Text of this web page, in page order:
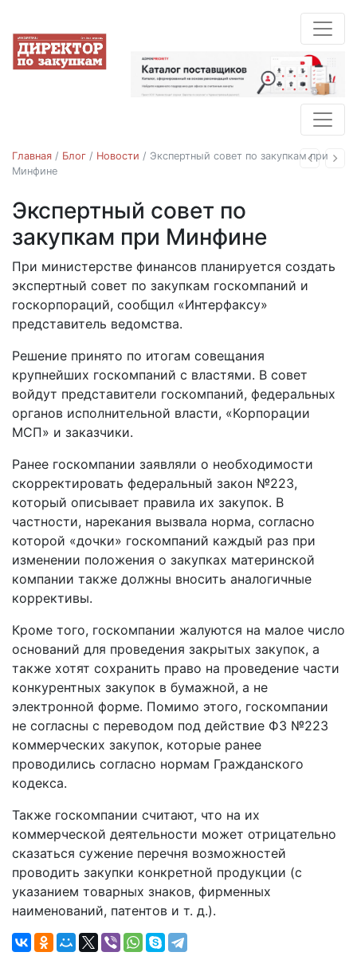
Назад
Главная / Блог / Новости / Экспертный совет по закупкам при
Минфине
Новости
Экспертный совет по
закупкам при Минфине
29.03.2018
При министерстве финансов планируется создать
экспертный совет по закупкам госкомпаний и
госкорпораций, сообщил «Интерфаксу»
представитель ведомства.
Решение принято по итогам совещания
крупнейших госкомпаний с властями. В совет
войдут представители госкомпаний, федеральных
органов исполнительной власти, «Корпорации
МСП» и заказчики.
Ранее госкомпании заявляли о необходимости
скорректировать федеральный закон №223,
который описывает правила их закупок. В
частности, нарекания вызвала норма, согласно
которой «дочки» госкомпаний каждый раз при
изменении положения о закупках материнской
компании также должны вносить аналогичные
коррективы.
Кроме того, госкомпании жалуются на малое число
оснований для проведения закрытых закупок, а
также хотят сохранить право на проведение части
конкурентных закупок в бумажной, а не
электронной форме. Помимо этого, госкомпании
не согласны с переводом под действие ФЗ №223
коммерческих закупок, которые ранее
проводились согласно нормам Гражданского
кодекса.
Также госкомпании считают, что на их
коммерческой деятельности может отрицательно
сказаться сужение перечня возможностей
проводить закупки конкретной продукции (с
указанием товарных знаков, фирменных
наименований, патентов и т. д.).